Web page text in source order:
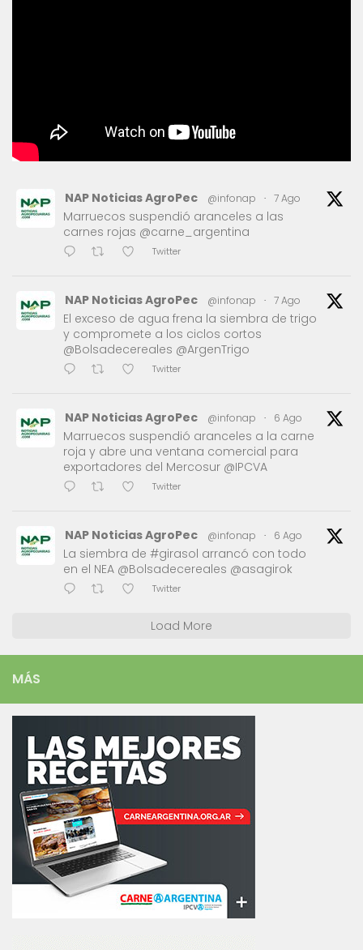
NAP Noticias AgroPec @infonap · 7 Ago
Marruecos suspendió aranceles a las
carnes rojas @carne_argentina
Twitter
NAP Noticias AgroPec @infonap · 7 Ago
El exceso de agua frena la siembra de trigo
y compromete a los ciclos cortos
@Bolsadecereales @ArgenTrigo
Twitter
NAP Noticias AgroPec @infonap · 6 Ago
Marruecos suspendió aranceles a la carne
roja y abre una ventana comercial para
exportadores del Mercosur @IPCVA
Twitter
NAP Noticias AgroPec @infonap · 6 Ago
La siembra de #girasol arrancó con todo
en el NEA @Bolsadecereales @asagirok
Twitter
Load More
MÁS